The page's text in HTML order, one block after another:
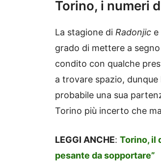
Torino, i numeri
La stagione di Radonjic e
grado di mettere a
condito con qualche
a trovare spazio,
probabile una sua
Torino più incerto che
LEGGI ANCHE: Torino, il
pesante da sopportare”